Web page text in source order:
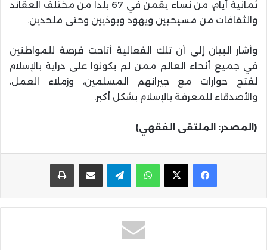
ثمانية أيام، من نساء يقمن في 67 بلدا من مختلف العقائد
والثقافات من مسيحيين ويهود وبوذيين وحتى ملحدين.
وأشار البيان إلى أن تلك الفعالية أتاحت فرصة للمواطنين
في جميع أنحاء العالم ممن لم يكونوا على دراية بالإسلام
لفتح حوارات مع جيرانهم المسلمين، وزملاء العمل،
والأصدقاء للمعرفة بالإسلام بشكل أكبر.
(المصدر: الملتقى الفقهي)
واتساب تيلقرام مشاركة عبر البريد